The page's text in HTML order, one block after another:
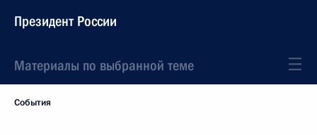
Президент России
Материалы по выбранной теме
События